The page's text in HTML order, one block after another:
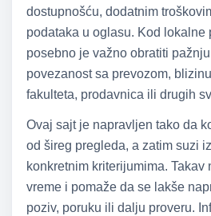
dostupnošću, dodatnim
podataka u oglasu. Kod lokalne
posebno je važno obratiti
povezanost sa prevozom,
fakulteta, prodavnica ili drugih
Ovaj sajt je napravljen tako da
od šireg pregleda, a zatim suzi
konkretnim kriterijumima. Takav
vreme i pomaže da se lakše
poziv, poruku ili dalju proveru.